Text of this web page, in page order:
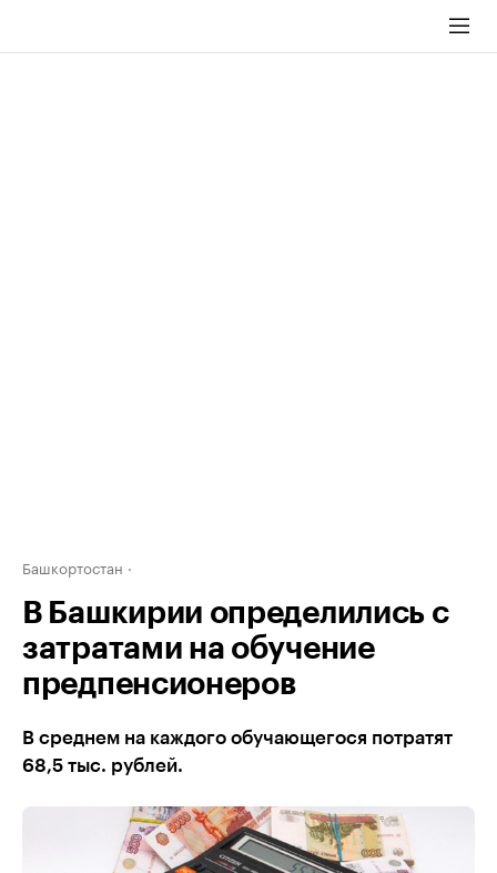
Башкортостан
В Башкирии определились с
затратами на обучение
предпенсионеров
В среднем на каждого обучающегося потратят
68,5 тыс. рублей.